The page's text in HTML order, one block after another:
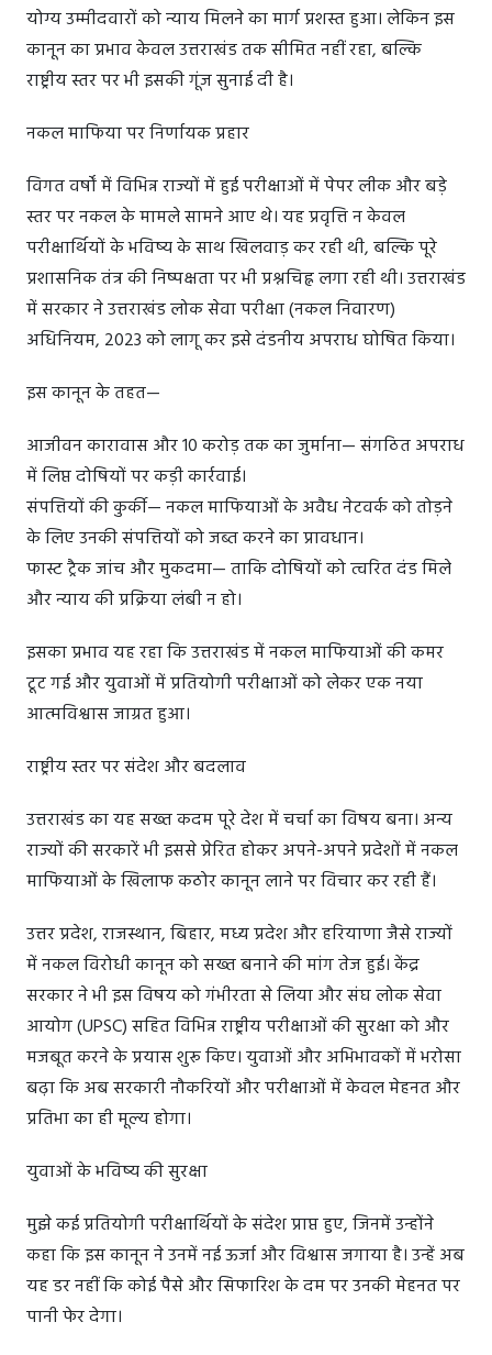
योग्य उम्मीदवारों को न्याय मिलने का मार्ग प्रशस्त हुआ। लेकिन इस
कानून का प्रभाव केवल उत्तराखंड तक सीमित नहीं रहा, बल्कि
राष्ट्रीय स्तर पर भी इसकी गूंज सुनाई दी है।
नकल माफिया पर निर्णायक प्रहार
विगत वर्षों में विभिन्न राज्यों में हुई परीक्षाओं में पेपर लीक और बड़े
स्तर पर नकल के मामले सामने आए थे। यह प्रवृत्ति न केवल
परीक्षार्थियों के भविष्य के साथ खिलवाड़ कर रही थी, बल्कि पूरे
प्रशासनिक तंत्र की निष्पक्षता पर भी प्रश्नचिह्न लगा रही थी। उत्तराखंड
में सरकार ने उत्तराखंड लोक सेवा परीक्षा (नकल निवारण)
अधिनियम, 2023 को लागू कर इसे दंडनीय अपराध घोषित किया।
इस कानून के तहत—
आजीवन कारावास और 10 करोड़ तक का जुर्माना— संगठित अपराध
में लिप्त दोषियों पर कड़ी कार्रवाई।
संपत्तियों की कुर्की— नकल माफियाओं के अवैध नेटवर्क को तोड़ने
के लिए उनकी संपत्तियों को जब्त करने का प्रावधान।
फास्ट ट्रैक जांच और मुकदमा— ताकि दोषियों को त्वरित दंड मिले
और न्याय की प्रक्रिया लंबी न हो।
इसका प्रभाव यह रहा कि उत्तराखंड में नकल माफियाओं की कमर
टूट गई और युवाओं में प्रतियोगी परीक्षाओं को लेकर एक नया
आत्मविश्वास जाग्रत हुआ।
राष्ट्रीय स्तर पर संदेश और बदलाव
उत्तराखंड का यह सख्त कदम पूरे देश में चर्चा का विषय बना। अन्य
राज्यों की सरकारें भी इससे प्रेरित होकर अपने-अपने प्रदेशों में नकल
माफियाओं के खिलाफ कठोर कानून लाने पर विचार कर रही हैं।
उत्तर प्रदेश, राजस्थान, बिहार, मध्य प्रदेश और हरियाणा जैसे राज्यों
में नकल विरोधी कानून को सख्त बनाने की मांग तेज हुई। केंद्र
सरकार ने भी इस विषय को गंभीरता से लिया और संघ लोक सेवा
आयोग (UPSC) सहित विभिन्न राष्ट्रीय परीक्षाओं की सुरक्षा को और
मजबूत करने के प्रयास शुरू किए। युवाओं और अभिभावकों में भरोसा
बढ़ा कि अब सरकारी नौकरियों और परीक्षाओं में केवल मेहनत और
प्रतिभा का ही मूल्य होगा।
युवाओं के भविष्य की सुरक्षा
मुझे कई प्रतियोगी परीक्षार्थियों के संदेश प्राप्त हुए, जिनमें उन्होंने
कहा कि इस कानून ने उनमें नई ऊर्जा और विश्वास जगाया है। उन्हें अब
यह डर नहीं कि कोई पैसे और सिफारिश के दम पर उनकी मेहनत पर
पानी फेर देगा।